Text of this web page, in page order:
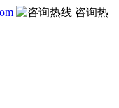
咨询热